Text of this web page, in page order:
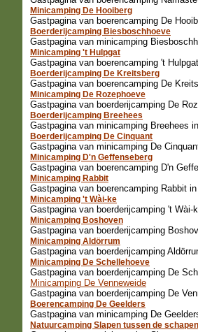
Minicamping De Hooiberg
Gastpagina van boerencamping De
Boerderijcamping Biesboschhoeve
Gastpagina van minicamping
Minicamping 't Hulpgat
Gastpagina van boerencamping 't
Boerderijcamping De Kreitsberg
Gastpagina van boerencamping De
Minicamping De Rozephoeve
Gastpagina van boerderijcamping De
Boerderijcamping Breehees
Gastpagina van minicamping Breehees
Boerderijcamping De Cinquant
Gastpagina van minicamping De
Minicamping D'n Geffenseberg
Gastpagina van boerencamping D'n
Minicamping Rabbit
Gastpagina van boerencamping Rabbit
Minicamping 't Wài-ke
Gastpagina van boerderijcamping 't Wài-
Minicamping Boshoven
Gastpagina van boerderijcamping
Minicamping Aldörrum
Gastpagina van boerderijcamping
Minicamping De Schellehoeve
Gastpagina van boerderijcamping De
Minicamping De Venneweide
Gastpagina van boerderijcamping De
Boerencamping De Geelders
Gastpagina van minicamping De
Natuurcamping Slapen tussen de schapen